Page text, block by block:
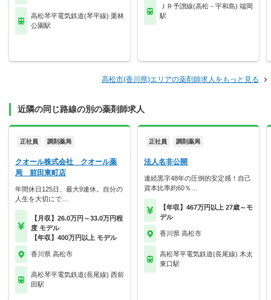
高松琴平電気鉄道(琴平線) 栗林
公園駅
ＪＲ予讃線(高松－宇和島) 端岡
駅
高松市(香川県)エリアの薬剤師求人をもっと見る
近隣の同じ路線の別の薬剤師求人
正社員 調剤薬局
クオール株式会社 クオール薬
局 前田東町店
年間休日125日、最大9連休。自分の
人生を大切にで…
【月収】26.0万円～33.0万円程
度 モデル
【年収】400万円以上 モデル
香川県 高松市
高松琴平電気鉄道(長尾線) 西前
田駅
正社員 調剤薬局
法人名非公開
連続黒字48年の圧倒的安定感！自己
資本比率約60％…
【年収】467万円以上 27歳～モ
デル
香川県 高松市
高松琴平電気鉄道(長尾線) 木太
東口駅